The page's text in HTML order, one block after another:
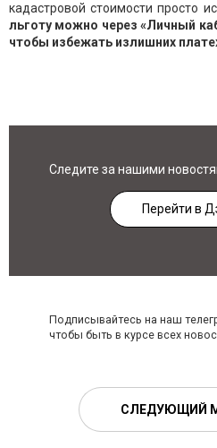
кадастровой стоимости просто
льготу можно через «Личный
чтобы избежать излишних
Следите за нашими
Перейти в
Подписывайтесь на наш
чтобы быть в курсе всех
СЛЕДУЮЩИЙ